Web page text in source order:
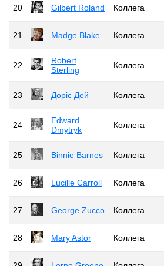
20 Gilbert Roland Коллега
21 Madge Blake Коллега
22
Robert
Sterling
Коллега
23 Доріс Дей Коллега
24
Edward
Dmytryk
Коллега
25 Binnie Barnes Коллега
26 Lucille Carroll Коллега
27 George Zucco Коллега
28 Mary Astor Коллега